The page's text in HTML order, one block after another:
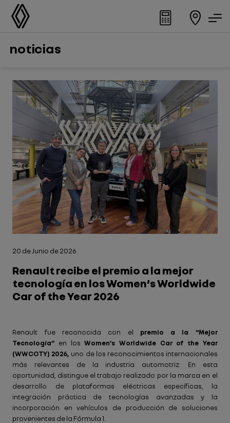
noticias
20 de Junio de 2026
Renault recibe el premio a la mejor
tecnología en los Women’s Worldwide
Car of the Year 2026
Renault fue reconocida con el premio a la “Mejor
Tecnología” en losWomen’s Worldwide Car of the Year
(WWCOTY) 2026, uno de los reconocimientos internacionales
más relevantes de la industria automotriz. En esta
oportunidad, distingue el trabajo realizado por la marca en el
desarrollo de plataformas eléctricas específicas, la
integración práctica de tecnologías avanzadas y la
incorporación en vehículos de producción de soluciones
provenientes de la Fórmula 1.